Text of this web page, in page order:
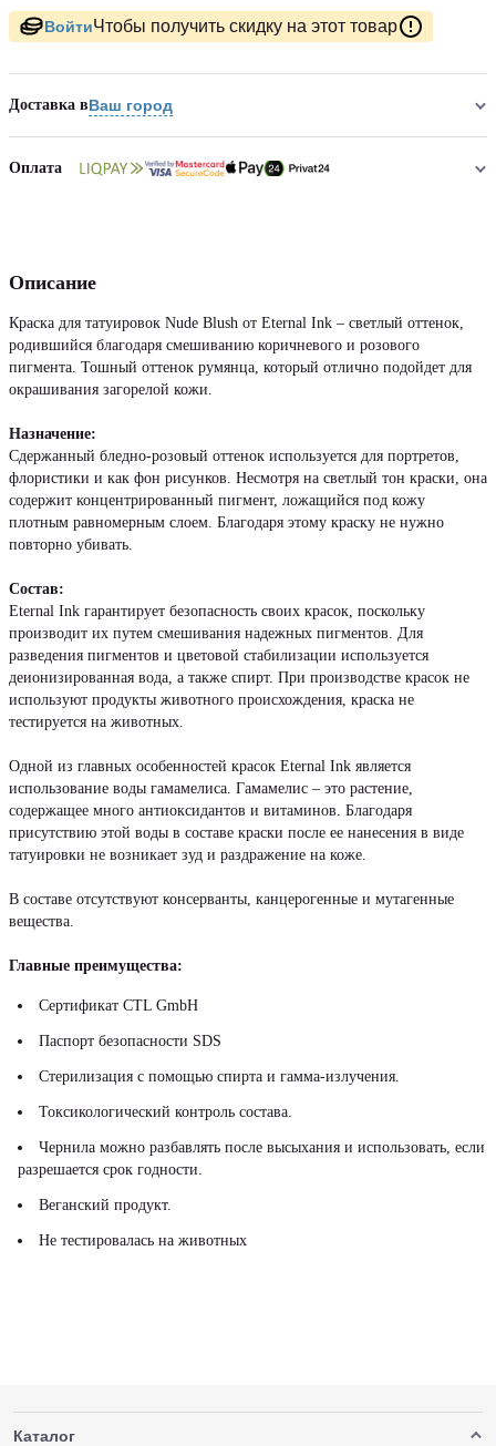
ВойтиЧтобы получить скидку на этот товар
Доставка вВаш город
Оплата
Описание
Краска для татуировок Nude Blush от Eternal Ink – светлый оттенок,
родившийся благодаря смешиванию коричневого и розового
пигмента. Тошный оттенок румянца, который отлично подойдет для
окрашивания загорелой кожи.
Назначение:
Сдержанный бледно-розовый оттенок используется для портретов,
флористики и как фон рисунков. Несмотря на светлый тон краски, она
содержит концентрированный пигмент, ложащийся под кожу
плотным равномерным слоем. Благодаря этому краску не нужно
повторно убивать.
Состав:
Eternal Ink гарантирует безопасность своих красок, поскольку
производит их путем смешивания надежных пигментов. Для
разведения пигментов и цветовой стабилизации используется
деионизированная вода, а также спирт. При производстве красок не
используют продукты животного происхождения, краска не
тестируется на животных.
Одной из главных особенностей красок Eternal Ink является
использование воды гамамелиса. Гамамелис – это растение,
содержащее много антиоксидантов и витаминов. Благодаря
присутствию этой воды в составе краски после ее нанесения в виде
татуировки не возникает зуд и раздражение на коже.
В составе отсутствуют консерванты, канцерогенные и мутагенные
вещества.
Главные преимущества:
Сертификат CTL GmbH
Паспорт безопасности SDS
Стерилизация с помощью спирта и гамма-излучения.
Токсикологический контроль состава.
Чернила можно разбавлять после высыхания и использовать, если
разрешается срок годности.
Веганский продукт.
Не тестировалась на животных
Каталог